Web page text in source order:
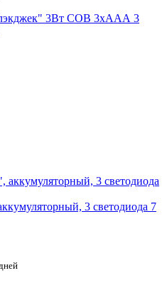
3Вт COB 3хААА 3
3 светодиода 7